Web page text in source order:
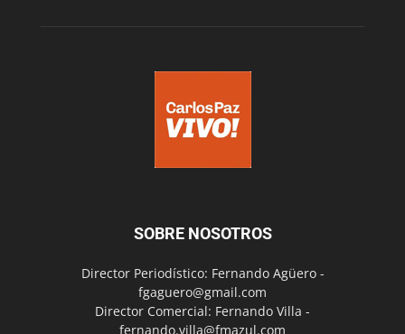
SOBRE NOSOTROS
Director Periodístico: Fernando Agüero -
fgaguero@gmail.com
Director Comercial: Fernando Villa -
fernando.villa@fmazul.com